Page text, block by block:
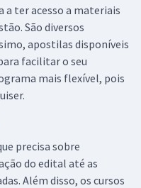
a ter acesso a materiais
São diversos
apostilas disponíveis
facilitar o seu
mais flexível, pois
precisa sobre
do edital até as
Além disso, os cursos